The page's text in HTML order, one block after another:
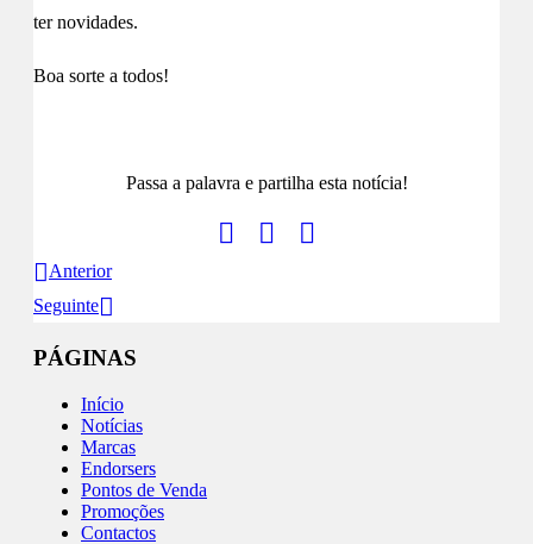
ter novidades.
Boa sorte a todos!
Passa a palavra e partilha esta notícia!
Anterior
Seguinte
PÁGINAS
Início
Notícias
Marcas
Endorsers
Pontos de Venda
Promoções
Contactos